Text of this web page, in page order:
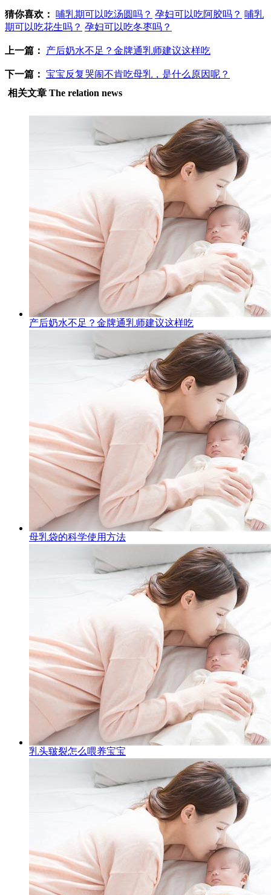
猜你喜欢： 哺乳期可以吃汤圆吗？ 孕妇可以吃阿胶吗？ 哺乳
期可以吃花生吗？ 孕妇可以吃冬枣吗？
上一篇： 产后奶水不足？金牌通乳师建议这样吃
下一篇： 宝宝反复哭闹不肯吃母乳，是什么原因呢？
相关文章 The relation news
产后奶水不足？金牌通乳师建议这样吃
母乳袋的科学使用方法
乳头皲裂怎么喂养宝宝